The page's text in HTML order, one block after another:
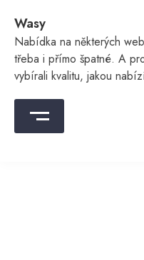
content
Wasy
Nabídka na některých
třeba i přímo špatné. A
vybírali kvalitu, jakou